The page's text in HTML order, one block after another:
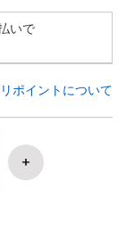
いで
ポイントについて